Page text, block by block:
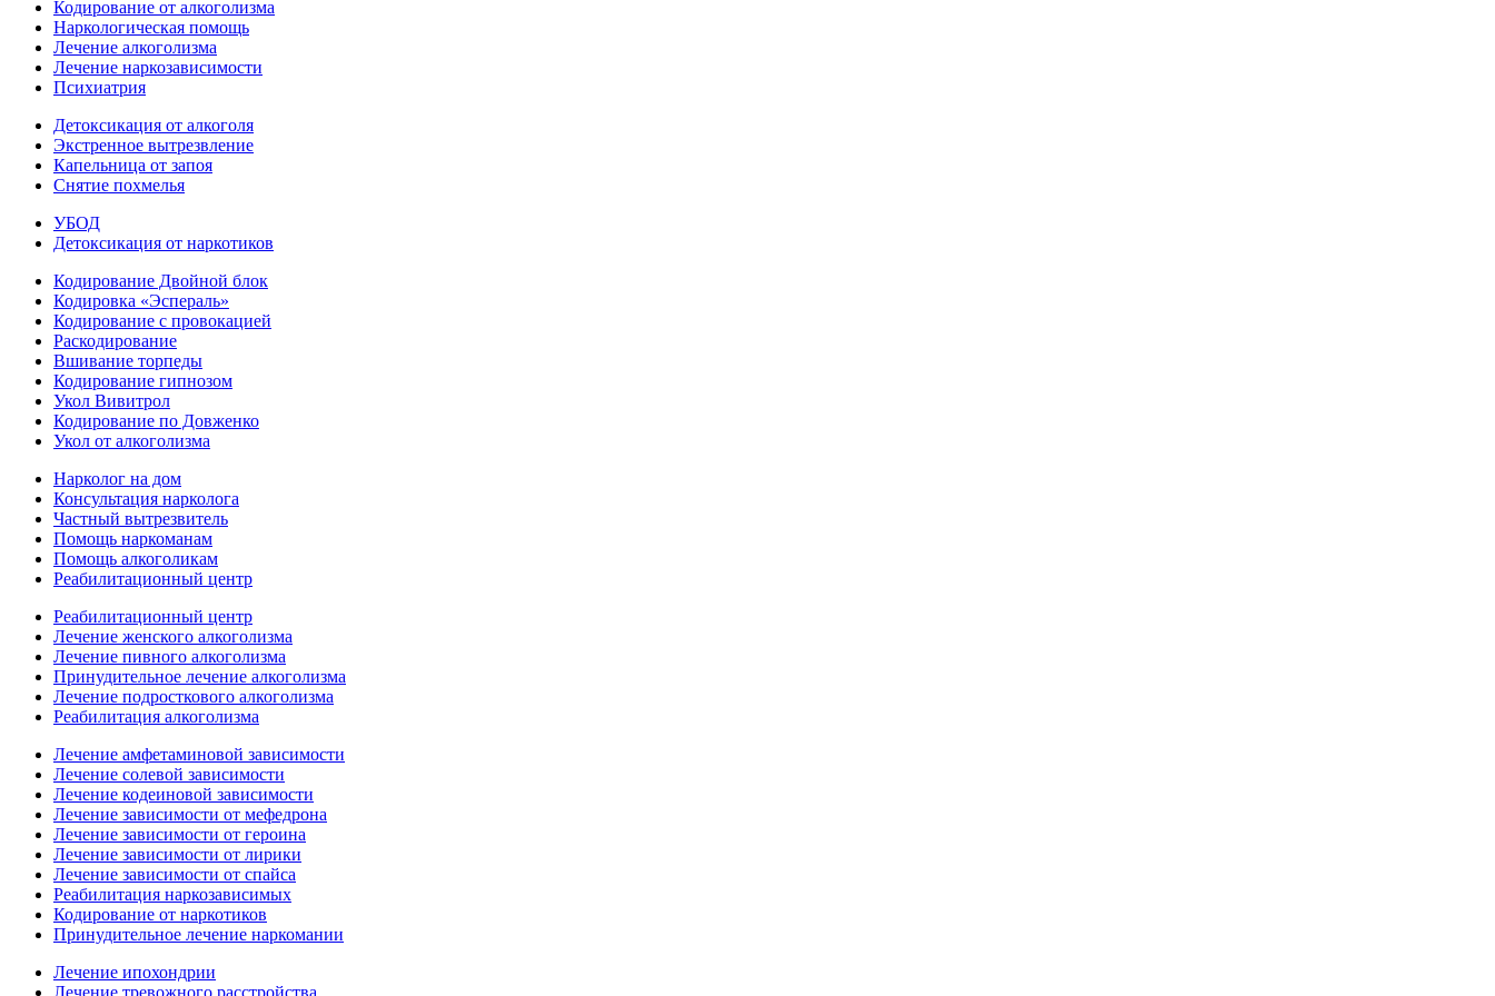
Кодирование от алкоголизма
Наркологическая помощь
Лечение алкоголизма
Лечение наркозависимости
Психиатрия
Детоксикация от алкоголя
Экстренное вытрезвление
Капельница от запоя
Снятие похмелья
УБОД
Детоксикация от наркотиков
Кодирование Двойной блок
Кодировка «Эспераль»
Кодирование с провокацией
Раскодирование
Вшивание торпеды
Кодирование гипнозом
Укол Вивитрол
Кодирование по Довженко
Укол от алкоголизма
Нарколог на дом
Консультация нарколога
Частный вытрезвитель
Помощь наркоманам
Помощь алкоголикам
Реабилитационный центр
Реабилитационный центр
Лечение женского алкоголизма
Лечение пивного алкоголизма
Принудительное лечение алкоголизма
Лечение подросткового алкоголизма
Реабилитация алкоголизма
Лечение амфетаминовой зависимости
Лечение солевой зависимости
Лечение кодеиновой зависимости
Лечение зависимости от мефедрона
Лечение зависимости от героина
Лечение зависимости от лирики
Лечение зависимости от спайса
Реабилитация наркозависимых
Кодирование от наркотиков
Принудительное лечение наркомании
Лечение ипохондрии
Лечение тревожного расстройства